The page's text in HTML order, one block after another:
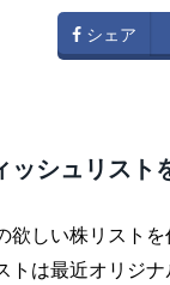
シェア
ッシュリスト
欲しい株リスト
トは最近オリジ